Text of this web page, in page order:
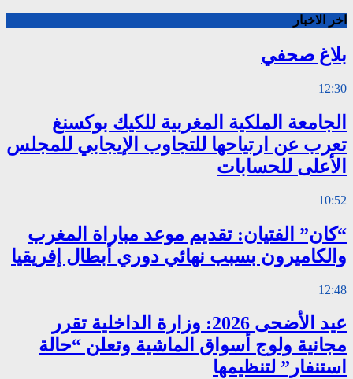
اخر الاخبار
بلاغ صحفي
12:30
الجامعة الملكية المغربية للكيك بوكسنغ
تعرب عن ارتياحها للتجاوب الإيجابي للمجلس
الأعلى للحسابات
10:52
“كان” الفتيان: تقديم موعد مباراة المغرب
والكاميرون بسبب نهائي دوري أبطال إفريقيا
12:48
عيد الأضحى 2026: وزارة الداخلية تقرر
مجانية ولوج أسواق الماشية وتعلن “حالة
استنفار” لتنظيمها